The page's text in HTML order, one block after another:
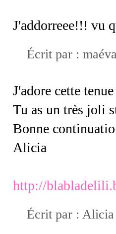
J'addorreee!!! vu
Écrit par :
J'adore cette
Tu as un très joli
Bonne
Alicia
http://
Écrit par : Alicia